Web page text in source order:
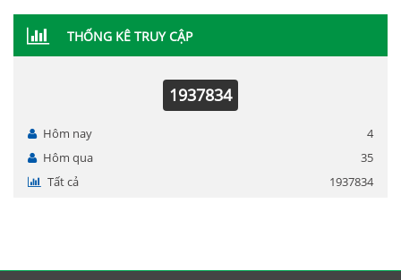
THỐNG KÊ TRUY CẬP
1937834
Hôm nay
4
Hôm qua
35
Tất cả
1937834